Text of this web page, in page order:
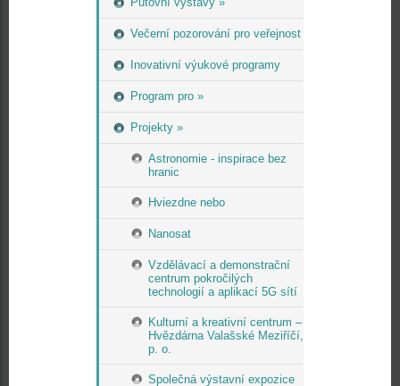
Večerní pozorování pro veřejnost
Inovativní výukové programy
Program pro »
Projekty »
Astronomie - inspirace bez
hranic
Hviezdne nebo
Nanosat
Vzdělávací a demonstrační
centrum pokročilých
technologií a aplikací 5G sítí
Kulturní a kreativní centrum –
Hvězdárna Valašské Meziříčí,
p. o.
Společná výstavní expozice